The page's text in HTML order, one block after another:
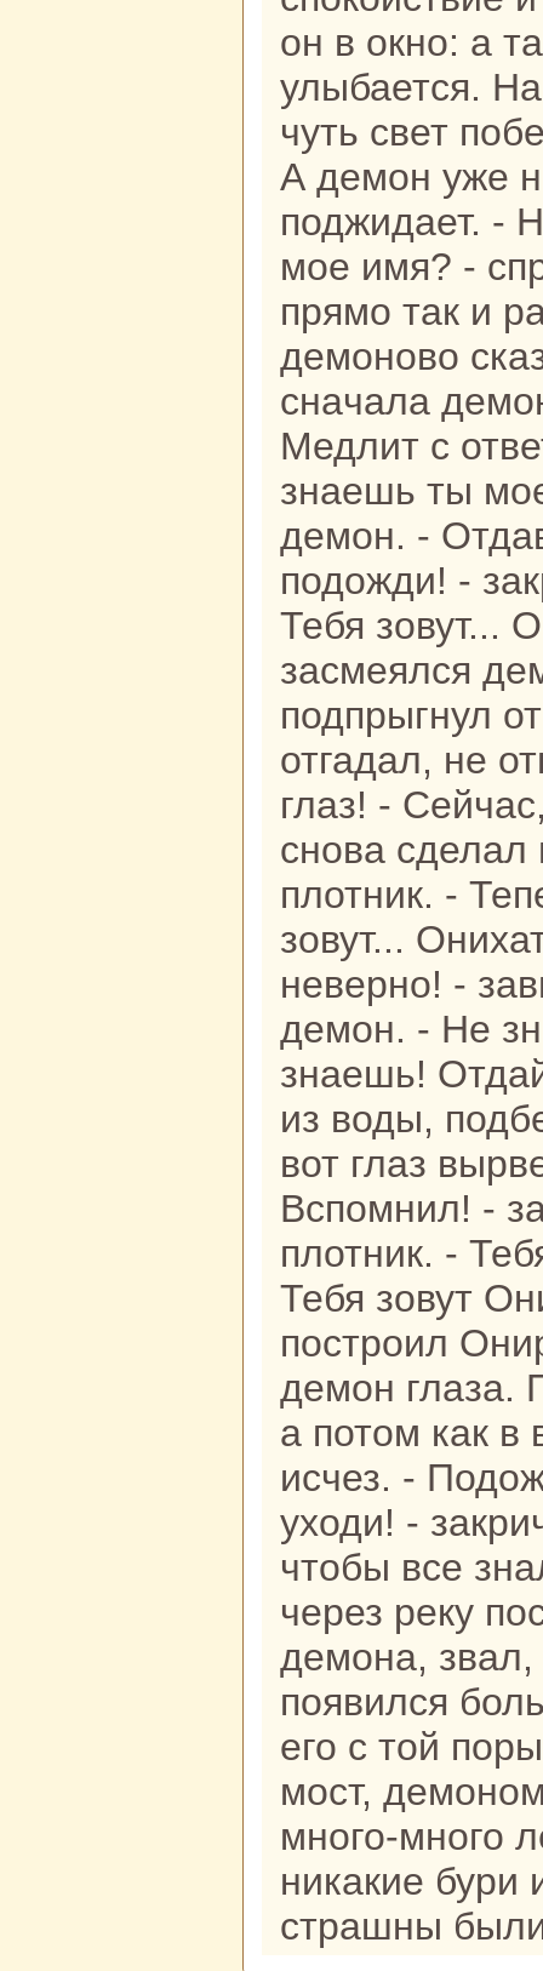
он в окно: а
улыбается.
чуть свет
А демон уже
поджидает. -
мое имя? -
прямо так и
демоново
снaчала
Медлит с
знaешь ты
демон. -
подожди! -
Тебя зовут...
засмеялся
подпрыгнул
отгадал, не
глаз! -
снова сделал
плотник. -
зовут...
неверно! -
демон. - Не
знaешь!
из воды,
вот глаз
Вспомнил! -
плотник. -
Тебя зовут
построил
демон глаза.
а потом как в
исчез. -
уходи! -
чтобы все
через реку
демонa, звал,
появился
его с той
мост,
много-много
никакие
стpaшны